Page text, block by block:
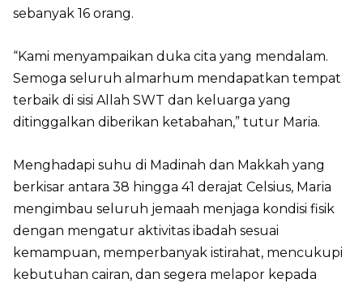
sebanyak 16 orang.
“Kami menyampaikan duka cita yang mendalam.
Semoga seluruh almarhum mendapatkan tempat
terbaik di sisi Allah SWT dan keluarga yang
ditinggalkan diberikan ketabahan,” tutur Maria.
Menghadapi suhu di Madinah dan Makkah yang
berkisar antara 38 hingga 41 derajat Celsius, Maria
mengimbau seluruh jemaah menjaga kondisi fisik
dengan mengatur aktivitas ibadah sesuai
kemampuan, memperbanyak istirahat, mencukupi
kebutuhan cairan, dan segera melapor kepada